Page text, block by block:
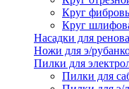
Круг
Круг
Насадки для
Ножи для э/
Пилки для
Пилки для